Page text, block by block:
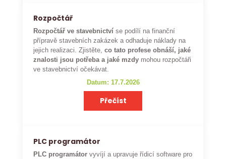
Rozpočtář
Rozpočtář ve stavebnictví se podílí na finanční
přípravě stavebních zakázek a odhaduje náklady na
jejich realizaci. Zjistěte,co tato profese obnáší, jaké
znalosti jsou potřeba a jaké mzdy mohou rozpočtáři
ve stavebnictví očekávat.
Datum: 17.7.2026
Přečíst
PLC programátor
PLC programátor vyvíjí a upravuje řídicí software pro